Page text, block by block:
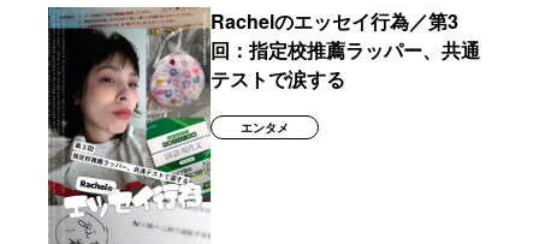
Rachelのエッセイ行為／第3
回：指定校推薦ラッパー、共通
テストで涙する
エンタメ